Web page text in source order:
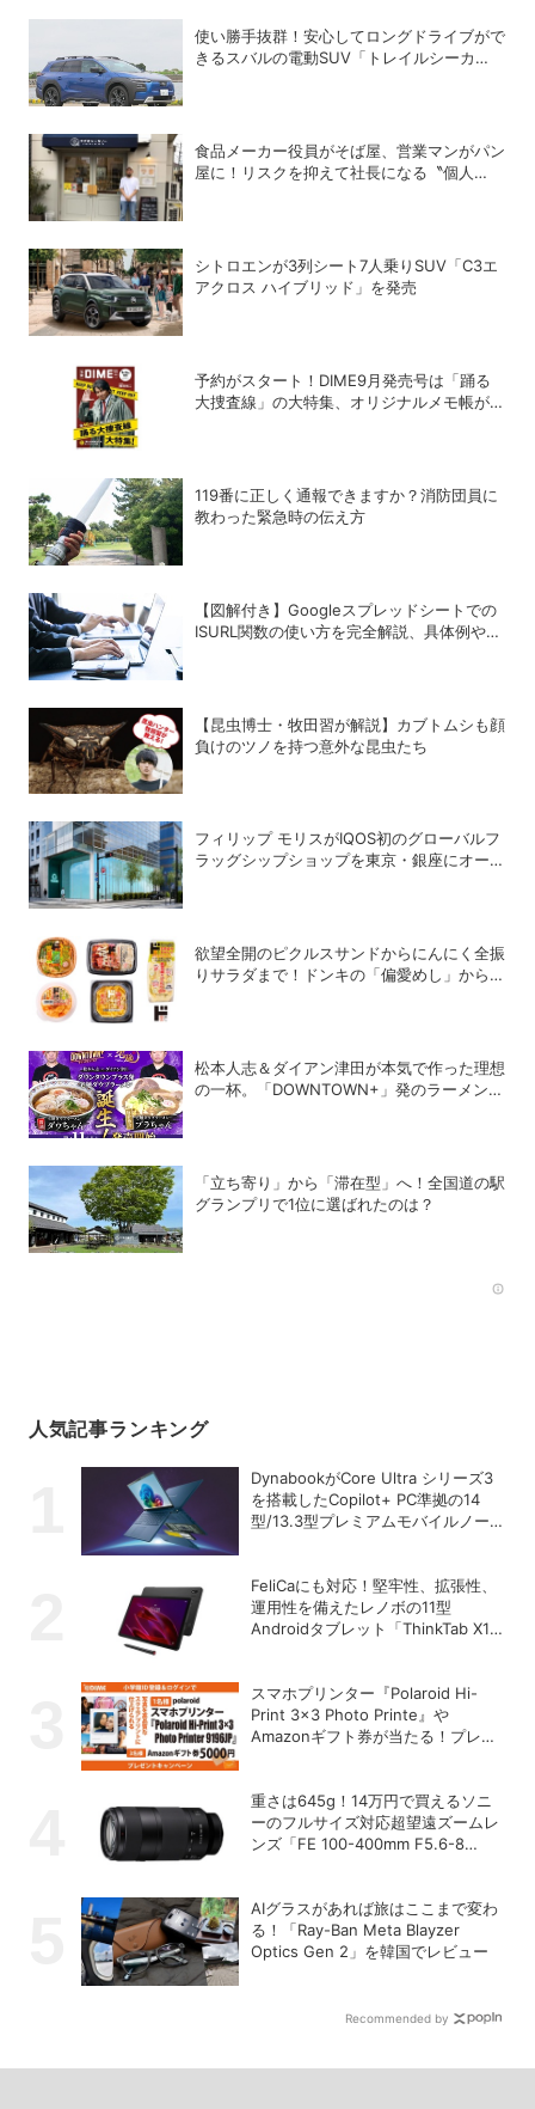
使い勝手抜群！安心してロングドライブがで
きるスバルの電動SUV「トレイルシーカ
食品メーカー役員がそば屋、営業マンがパン
屋に！リスクを抑えて社長になる〝個人
シトロエンが3列シート7人乗りSUV「C3エ
アクロス ハイブリッド」を発売
予約がスタート！DIME9月発売号は「踊る
大捜査線」の大特集、オリジナルメモ帳が特
119番に正しく通報できますか？消防団員に
教わった緊急時の伝え方
【図解付き】Googleスプレッドシートでの
ISURL関数の使い方を完全解説、具体例やエ
【昆虫博士・牧田習が解説】カブトムシも顔
負けのツノを持つ意外な昆虫たち
フィリップ モリスがIQOS初のグローバルフ
ラッグシップショップを東京・銀座にオープ
欲望全開のピクルスサンドからにんにく全振
りサラダまで！ドンキの「偏愛めし」から激
松本人志＆ダイアン津田が本気で作った理想
の一杯。「DOWNTOWN+」発のラーメンを
「立ち寄り」から「滞在型」へ！全国道の駅
グランプリで1位に選ばれたのは？
人気記事ランキング
DynabookがCore Ultra シリーズ3
を搭載したCopilot+ PC準拠の14
型/13.3型プレミアムモバイルノート
FeliCaにも対応！堅牢性、拡張性、
運用性を備えたレノボの11型
Androidタブレット「ThinkTab X11
スマホプリンター『Polaroid Hi-
Print 3×3 Photo Printe』や
Amazonギフト券が当たる！プレゼ
重さは645g！14万円で買えるソニ
ーのフルサイズ対応超望遠ズームレ
ンズ「FE 100-400mm F5.6-8
AIグラスがあれば旅はここまで変わ
る！「Ray-Ban Meta Blayzer
Optics Gen 2」を韓国でレビュー
Recommended by